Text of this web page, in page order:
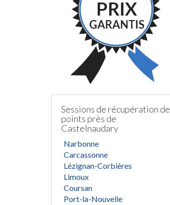
Sessions de récupération de
points près de
Castelnaudary
Narbonne
Carcassonne
Lézignan-Corbières
Limoux
Coursan
Port-la-Nouvelle